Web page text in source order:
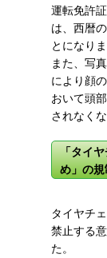
運転免許
は、西暦
とになりま
また、写
により顔
おいて頭
されなく
「タイ
め」の
タイヤチ
禁止する
た。